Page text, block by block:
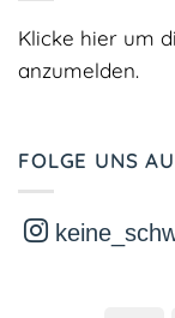
Klicke hier um
anzumelden.
FOLGE UNS